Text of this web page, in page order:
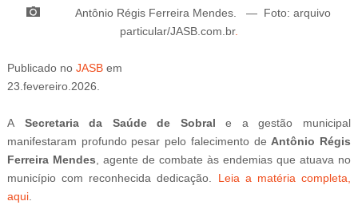
Antônio Régis Ferreira Mendes. — Foto: arquivo
particular/JASB.com.br.
Publicado no JASB em
23.fevereiro.2026.
A Secretaria da Saúde de Sobral e a gestão municipal
manifestaram profundo pesar pelo falecimento de Antônio Régis
Ferreira Mendes , agente de combate às endemias que atuava no
município com reconhecida dedicação. Leia a matéria completa,
aqui.